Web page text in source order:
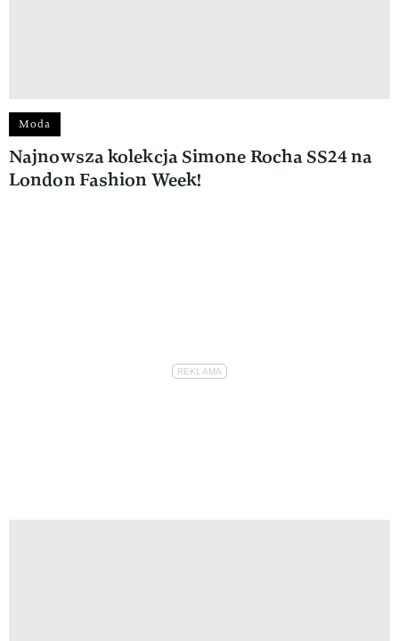
Moda
Najnowsza kolekcja Simone Rocha SS24 na
London Fashion Week!